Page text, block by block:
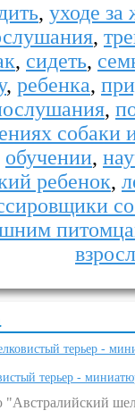
, уходе
,
, сидеть,
, ребенка,
,
собаки
обучении,
ребенок,
терьер -
терьер -